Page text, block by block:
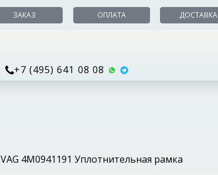
ЗАКАЗ ОПЛАТА ДОСТАВКА
+7 (495) 641 08 08
VAG 4M0941191 Уплотнительная рамка